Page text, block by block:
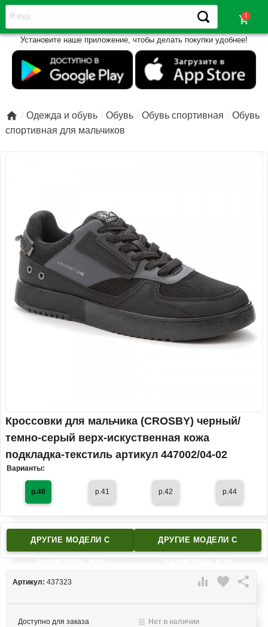
shopping_cart
Установите наше приложение, чтобы делать покупки удобнее!
 Одежда и обувь Обувь Обувь спортивная
Обувь
спортивная для мальчиков
Кроссовки для мальчика (CROSBY) черный/
темно-серый верх-искуственная кожа
подкладка-текстиль артикул 447002/04-02
Варианты:
р.40 р.41 р.42 р.44
ДРУГИЕ МОДЕЛИ C ДРУГИЕ МОДЕЛИ C
 favorite 
Артикул: 437323
Доступно для заказа
Нет в наличии